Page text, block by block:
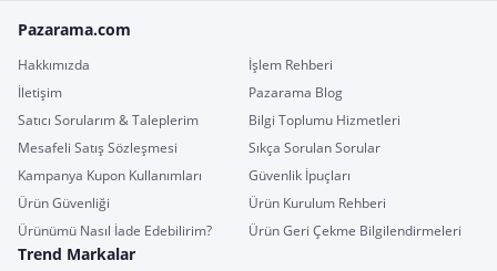
Pazarama.com
Hakkımızda
İşlem Rehberi
İletişim
Pazarama Blog
Satıcı Sorularım & Taleplerim
Bilgi Toplumu Hizmetleri
Mesafeli Satış Sözleşmesi
Sıkça Sorulan Sorular
Kampanya Kupon Kullanımları
Güvenlik İpuçları
Ürün Güvenliği
Ürün Kurulum Rehberi
Ürünümü Nasıl İade Edebilirim?
Ürün Geri Çekme Bilgilendirmeleri
Trend Markalar